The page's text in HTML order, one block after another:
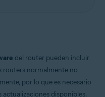
del router pueden incluir
routers normalmente no
por lo que es necesario
disponibles.